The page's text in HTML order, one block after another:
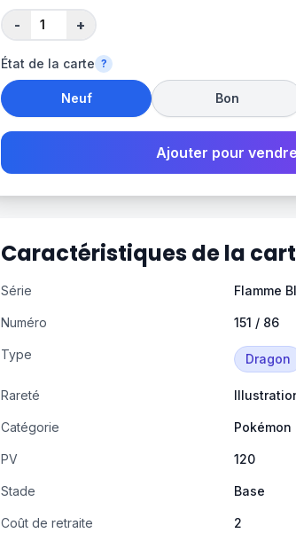
- +
État de la carte ?
Neuf Bon
Ajouter pour vendre
Caractéristiques de la
Série Flamme
Numéro 151 / 86
Type Dragon
Rareté
Catégorie Pokémon
PV 120
Stade Base
Coût de retraite 2